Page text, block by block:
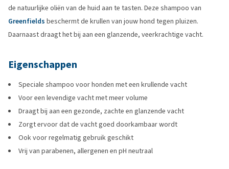
de natuurlijke oliën van de huid aan te tasten. Deze shampoo van
Greenfields beschermt de krullen van jouw hond tegen pluizen.
Daarnaast draagt het bij aan een glanzende, veerkrachtige vacht.
Eigenschappen
Speciale shampoo voor honden met een krullende vacht
Voor een levendige vacht met meer volume
Draagt bij aan een gezonde, zachte en glanzende vacht
Zorgt ervoor dat de vacht goed doorkambaar wordt
Ook voor regelmatig gebruik geschikt
Vrij van parabenen, allergenen en pH neutraal